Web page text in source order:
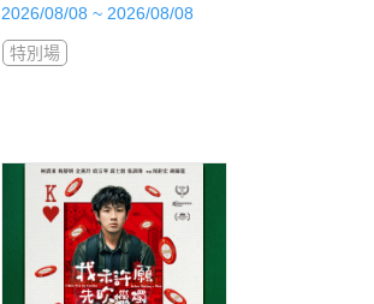
2026/08/08 ~ 2026/08/08
特別場